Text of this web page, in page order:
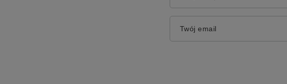
Twój email